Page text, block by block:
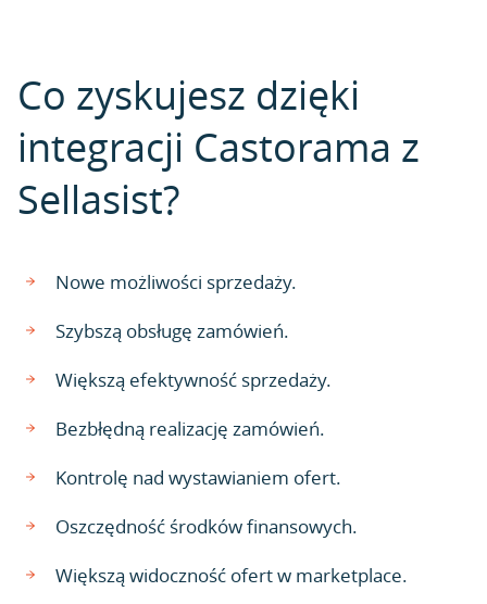
Co zyskujesz dzięki
integracji Castorama z
Sellasist?
Nowe możliwości sprzedaży.
Szybszą obsługę zamówień.
Większą efektywność sprzedaży.
Bezbłędną realizację zamówień.
Kontrolę nad wystawianiem ofert.
Oszczędność środków finansowych.
Większą widoczność ofert w marketplace.